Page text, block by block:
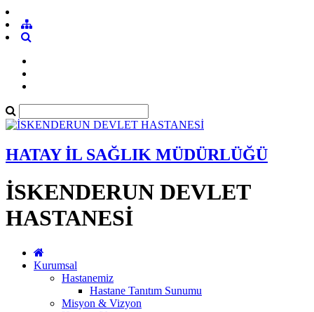
HATAY İL SAĞLIK MÜDÜRLÜĞÜ
İSKENDERUN DEVLET
HASTANESİ
Kurumsal
Hastanemiz
Hastane Tanıtım Sunumu
Misyon & Vizyon